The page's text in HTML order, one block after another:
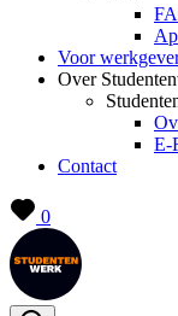
Voor
Over
E-
Contact
0